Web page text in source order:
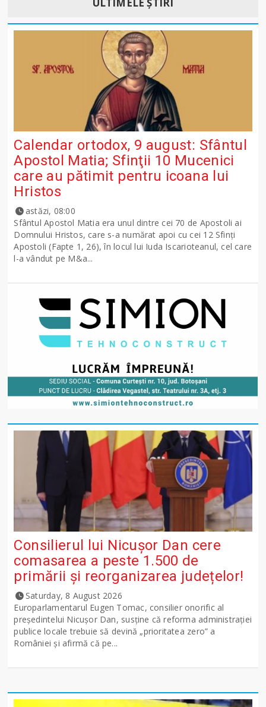
Calendar ortodox, 9 august: Sfântul
Apostol Matia; Sfinţii 10 Mucenici
care au pătimit pentru icoana lui
Hristos
astăzi, 08:00
Sfântul Apostol Matia era unul dintre cei 70 de Apostoli ai
Domnului Hristos, care s-a numărat apoi cu cei 12 Sfinţi
Apostoli (Fapte 1, 26), în locul lui Iuda Iscarioteanul, cel care
l-a vândut pe M&a...
Consilierul lui Nicușor Dan cere
comasarea a peste 1.500 de
primării și reorganizarea județelor!
Saturday, 8 August 2026
Europarlamentarul Eugen Tomac, consilier onorific al
președintelui Nicușor Dan, susține că reforma administrației
publice locale trebuie să devină „prioritatea zero” a
României și afirmă că pe...